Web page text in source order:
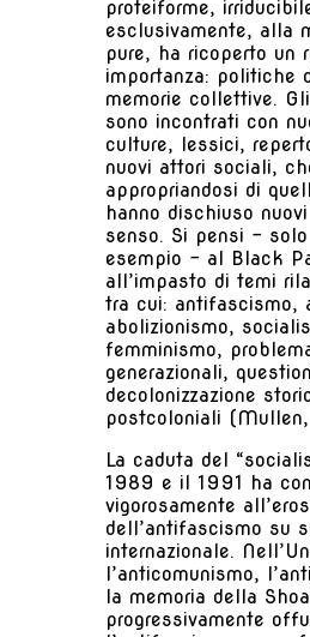
proteiforme,
esclusivamente, alla
pure, ha ricoperto un
importanza: politiche
memorie collettive.
sono incontrati con
culture, lessici,
nuovi attori sociali,
appropriandosi di
hanno dischiuso
senso. Si pensi –
esempio – al Black
all’impasto di temi
tra cui: antifascismo,
abolizionismo,
femminismo,
generazionali,
decolonizzazione
postcoloniali
La caduta del
1989 e il 1991 ha
vigorosamente
dell’antifascismo su
internazionale.
l’anticomunismo,
la memoria della
progressivamente